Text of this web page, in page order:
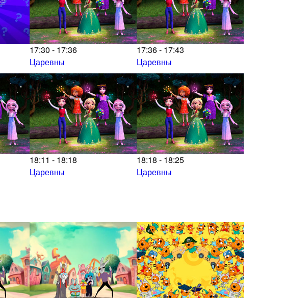
17:30 - 17:36
Царевны
17:36 - 17:43
Царевны
18:11 - 18:18
Царевны
18:18 - 18:25
Царевны